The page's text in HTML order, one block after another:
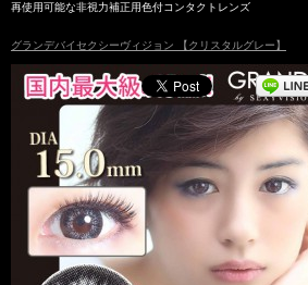
再使用可能な非視力補正用色付コンタクトレンズ
グランデバイセクシーヴィジョン 【クリスタルグレー】